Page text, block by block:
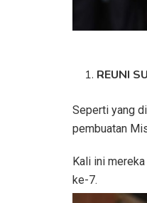
REUNI
Seperti yang
pembuatan
Kali ini
ke-7.